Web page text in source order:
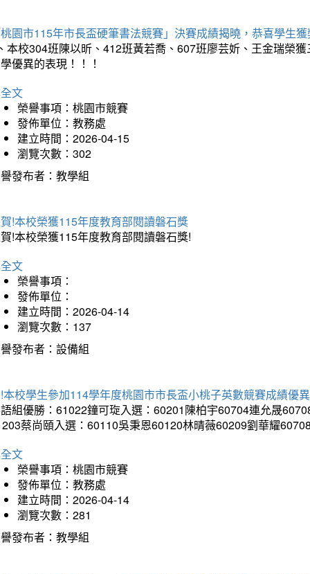
園市115年市長盃硬筆書法競賽」決賽成績揭曉，恭喜學生
本校304班陳以昕、412班黃若喬、607班廖芸妡、王金瑞榮
優異的表現！！！
文
榮譽事項：桃園市競賽
發佈單位：教務處
建立時間：2026-04-15
瀏覽次數：302
發布者：教學組
!本校榮獲115年度教育部閱讀磐石獎
!本校榮獲115年度教育部閱讀磐石獎!
文
榮譽事項：
發佈單位：
建立時間：2026-04-14
瀏覽次數：137
發布者：設備組
本校學生參加114學年度桃園市市長盃小桃子英數競賽成績優
組優勝：61022鐘可琁入選：60201陳柏宇60704連允晟
蔡尚頤入選：60110吳秉恩60120林晴薇60209劉華耀
文
榮譽事項：桃園市競賽
發佈單位：教務處
建立時間：2026-04-14
瀏覽次數：281
發布者：教學組